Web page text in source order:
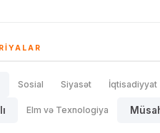
Sosial Siyasət İqtisadiyyat
Elm və Texnologiya